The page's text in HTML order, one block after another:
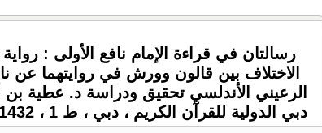
رسالتان في قراءة الإمام نافع الأولى :
الاختلاف بين قالون وورش في روايتهما
الرعيني الأندلسي تحقيق ودراسة د. عطية
دبي الدولية للقرآن الكريم ، دبي ، ط 1 ، 1432 هـ / 2011 م ، 139 ص ، 3 M .